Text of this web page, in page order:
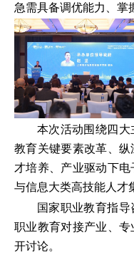
急需具备调优能力、掌
本次活动围绕四
教育关键要素改革、
才培养、产业驱动下
与信息大类高技能人才
国家职业教育指
职业教育对接产业、
开讨论。